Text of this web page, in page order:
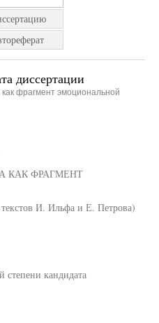
диссертации
фрагмент эмоциональной
КАК ФРАГМЕНТ
И. Ильфа и Е. Петрова)
степени кандидата